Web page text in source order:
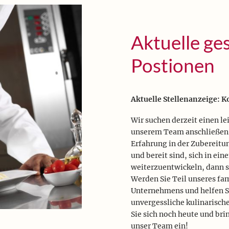
Aktuelle
Postionen
Aktuelle Stellenanzeige:
Wir suchen derzeit einen
unserem Team
Erfahrung in der
und bereit sind, sich in
weiterzuentwickeln, dann
Werden Sie Teil unseres
Unternehmens und helfen
unvergessliche
Sie sich noch heute und
unser Team ein!